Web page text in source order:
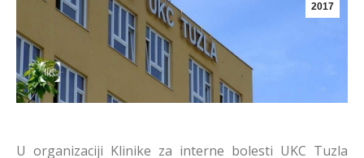
2017
U organizaciji Klinike za interne bolesti UKC Tuzla